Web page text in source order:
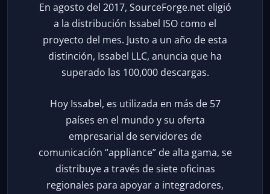
En agosto del 2017, SourceForge.net eligió
a la distribución Issabel ISO como el
proyecto del mes. Justo a un año de esta
distinción, Issabel LLC, anuncia que ha
superado las 100,000 descargas.
Hoy Issabel, es utilizada en más de 57
países en el mundo y su oferta
empresarial de servidores de
comunicación “appliance” de alta gama, se
distribuye a través de siete oficinas
regionales para apoyar a integradores,